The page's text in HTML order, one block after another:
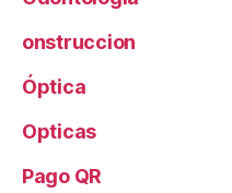
onstruccion
Óptica
Opticas
Pago QR